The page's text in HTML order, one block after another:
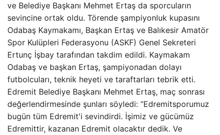
ve Belediye Başkanı Mehmet Ertaş da sporcuların
sevincine ortak oldu. Törende şampiyonluk kupasını
Odabaş Kaymakamı, Başkan Ertaş ve Balıkesir Amatör
Spor Kulüpleri Federasyonu (ASKF) Genel Sekreteri
Ertunç İşbay tarafından takdim edildi. Kaymakam
Odabaş ve başkan Ertaş, şampiyonadan dolayı
futbolcuları, teknik heyeti ve taraftarları tebrik etti.
Edremit Belediye Başkanı Mehmet Ertaş, maç sonrası
değerlendirmesinde şunları söyledi: “Edremitsporumuz
bugün tüm Edremit'i sevindirdi. İşimiz ve gücümüz
Edremittir, kazanan Edremit olacaktır dedik. Ve